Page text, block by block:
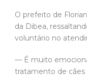
O prefeito de
da Dibea,
voluntário no
— É muito
tratamento de